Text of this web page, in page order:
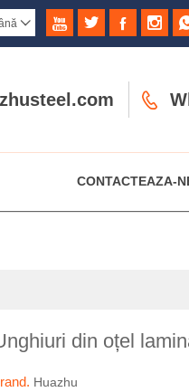
   


CONTACTEAZA-
din oțel
Huazhu